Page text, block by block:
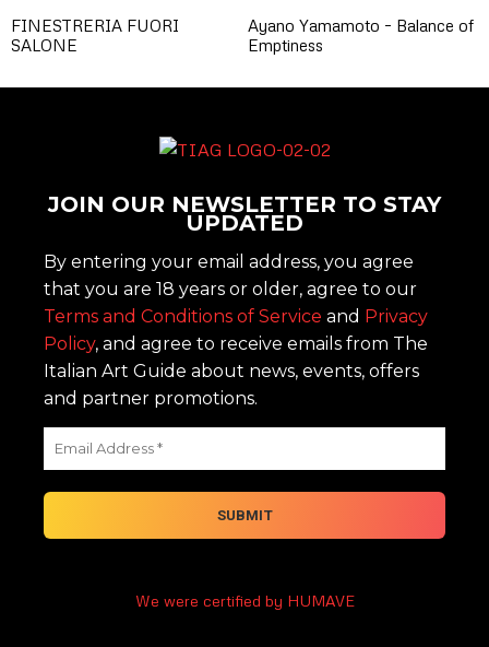
FINESTRERIA FUORI
SALONE
Ayano Yamamoto – Balance of
Emptiness
JOIN OUR NEWSLETTER TO STAY
UPDATED
By entering your email address, you agree
that you are 18 years or older, agree to our
Terms and Conditions of Service and Privacy
Policy, and agree to receive emails from The
Italian Art Guide about news, events, offers
and partner promotions.
We were certified by HUMAVE